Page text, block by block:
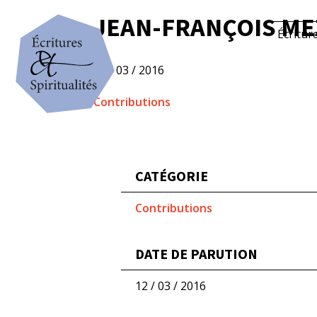
JEAN-FRANÇOIS
12 / 03 / 2016
Contributions
CATÉGORIE
Contributions
DATE DE PARUTION
12 / 03 / 2016